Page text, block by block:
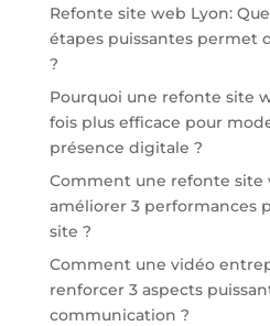
Refonte site web Lyon:
étapes puissantes permet
?
Pourquoi une refonte site
fois plus efficace pour
présence digitale ?
Comment une refonte site
améliorer 3 performances
site ?
Comment une vidéo
renforcer 3 aspects
communication ?